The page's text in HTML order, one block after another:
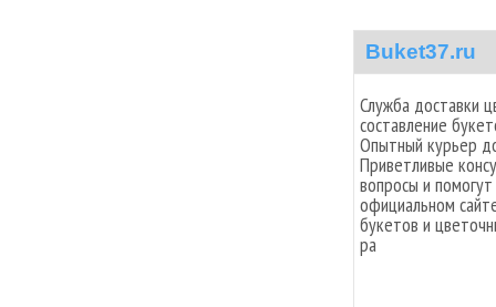
Buket37.ru
Служба доставки
составление
Опытный курьер
Приветливые
вопросы и
официальном
букетов и
ра